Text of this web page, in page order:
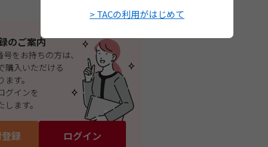
> TACの利用がはじめて
のご案内
号をお持ちの方は、
購入いただける
す。
グインを
します。
録 ログイン